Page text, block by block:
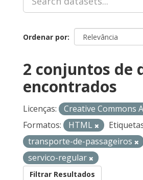
Ordenar por
2 conjuntos de
encontrados
Licenças:
Creative Commons
Formatos:
HTML
transporte-de-passageiros
servico-regular
Filtrar Resultados